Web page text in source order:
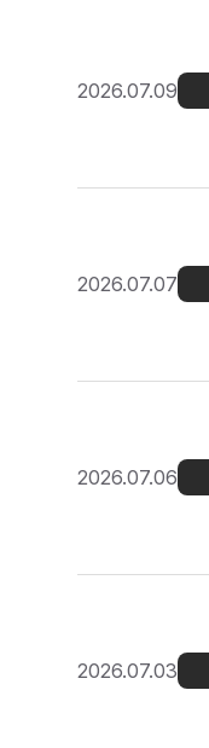
2026.07.09
2026.07.07
2026.07.06
2026.07.03